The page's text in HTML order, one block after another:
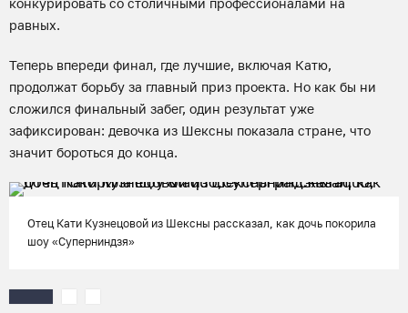
конкурировать со столичными профессионалами на
равных.
Теперь впереди финал, где лучшие, включая Катю,
продолжат борьбу за главный приз проекта. Но как бы ни
сложился финальный забег, один результат уже
зафиксирован: девочка из Шексны показала стране, что
значит бороться до конца.
Отец Кати Кузнецовой из Шексны рассказал, как дочь покорила
шоу «Суперниндзя»